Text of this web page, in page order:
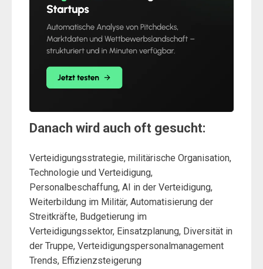
Danach wird auch oft gesucht:
Verteidigungsstrategie, militärische Organisation,
Technologie und Verteidigung,
Personalbeschaffung, AI in der Verteidigung,
Weiterbildung im Militär, Automatisierung der
Streitkräfte, Budgetierung im
Verteidigungssektor, Einsatzplanung, Diversität in
der Truppe, Verteidigungspersonalmanagement
Trends, Effizienzsteigerung